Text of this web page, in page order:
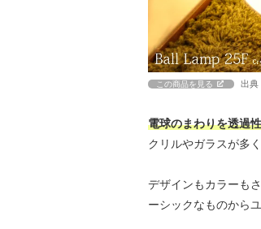
この商品を見る 出典
電球のまわりを透過
クリルやガラスが多く
デザインもカラーも
ーシックなものから